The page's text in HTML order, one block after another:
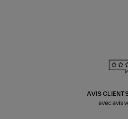
AVIS
avec avis